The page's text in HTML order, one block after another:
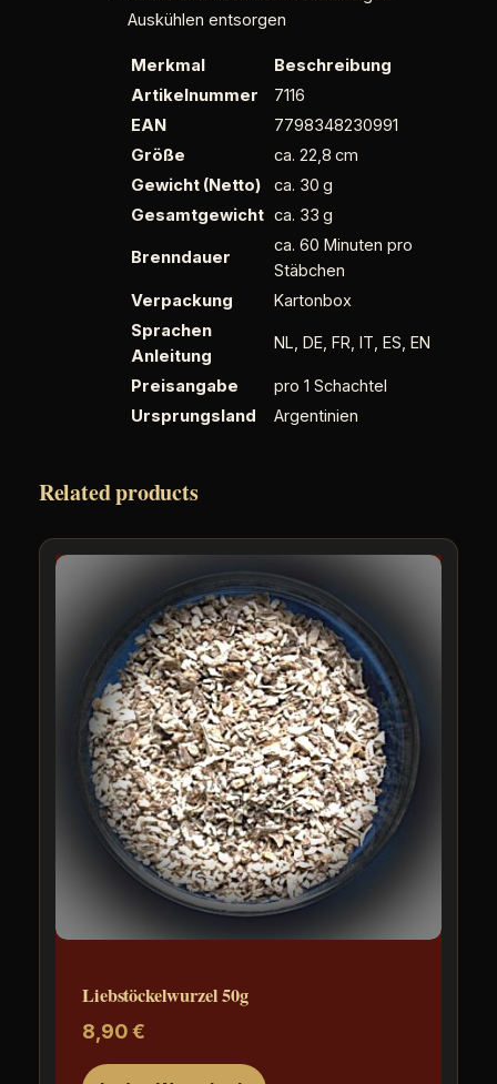
Auskühlen entsorgen
Merkmal
Beschreibung
Artikelnummer
7116
EAN
7798348230991
Größe
ca. 22,8 cm
Gewicht (Netto)
ca. 30 g
Gesamtgewicht ca. 33 g
Brenndauer
ca. 60 Minuten pro
Stäbchen
Verpackung
Kartonbox
Sprachen
Anleitung
NL, DE, FR, IT, ES, EN
Preisangabe
pro 1 Schachtel
Ursprungsland
Argentinien
Related products
Liebstöckelwurzel 50g
8,90€